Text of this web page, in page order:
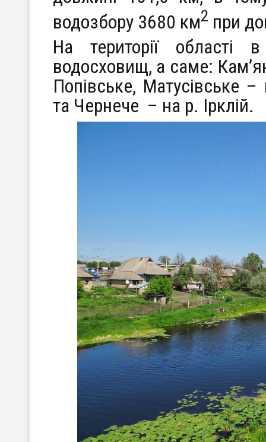
водозбору 3680 км2 при
На території області
водосховищ, а саме:
Попівське, Матусівське
та Чернече – на р. Ірклій.